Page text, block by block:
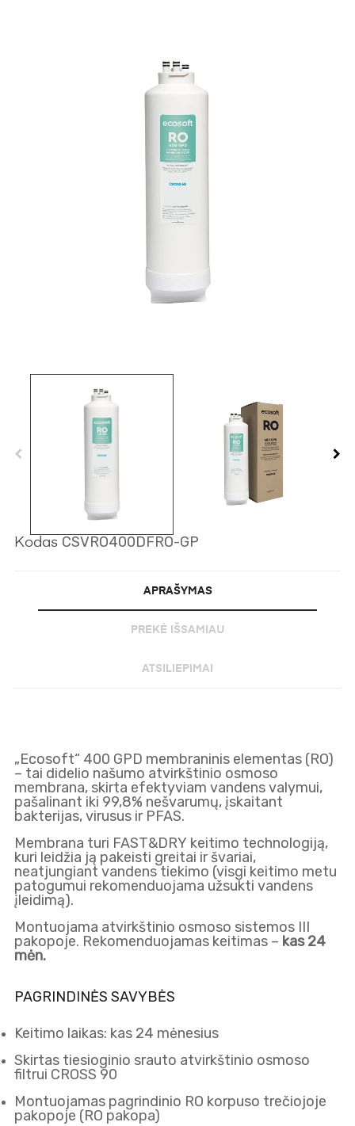
Kodas CSVRO400DFRO-GP
APRAŠYMAS
PREKĖ IŠSAMIAU
ATSILIEPIMAI
„Ecosoft“ 400 GPD membraninis elementas (RO)
– tai didelio našumo atvirkštinio osmoso
membrana, skirta efektyviam vandens valymui,
pašalinant iki 99,8% nešvarumų, įskaitant
bakterijas, virusus ir PFAS.
Membrana turi FAST&DRY keitimo technologiją,
kuri leidžia ją pakeisti greitai ir švariai,
neatjungiant vandens tiekimo (visgi keitimo metu
patogumui rekomenduojama užsukti vandens
įleidimą).
Montuojama atvirkštinio osmoso sistemos III
pakopoje. Rekomenduojamas keitimas – kas 24
mėn.
PAGRINDINĖS SAVYBĖS
Keitimo laikas: kas 24 mėnesius
Skirtas tiesioginio srauto atvirkštinio osmoso
filtrui CROSS 90
Montuojamas pagrindinio RO korpuso trečiojoje
pakopoje (RO pakopa)